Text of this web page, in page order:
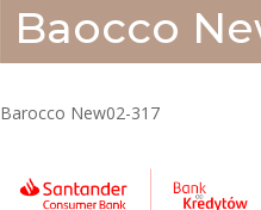
Baocco
Barocco New02-317